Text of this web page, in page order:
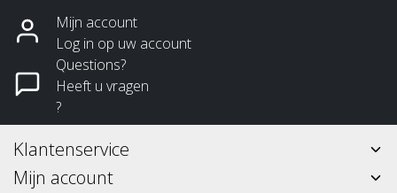
Mijn account
Log in op uw account
Questions?
Heeft u vragen
?
Klantenservice
Mijn account